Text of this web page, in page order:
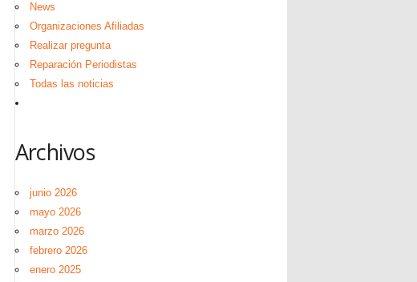
News
Organizaciones Afiliadas
Realizar pregunta
Reparación Periodistas
Todas las noticias
Archivos
junio 2026
mayo 2026
marzo 2026
febrero 2026
enero 2025